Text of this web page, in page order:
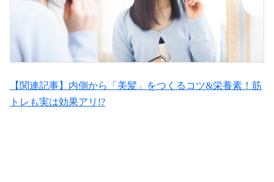
【関連記事】内側から「美髪」をつくるコツ&栄養素！筋
トレも実は効果アリ!?